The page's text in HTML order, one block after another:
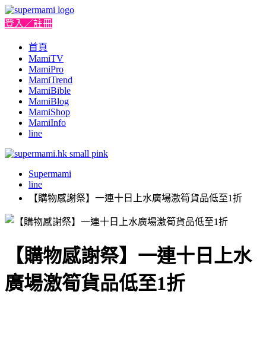
登入／註冊
首頁
MamiTV
MamiPro
MamiTrend
MamiBible
MamiBlog
MamiShop
MamiInfo
line
Supermami
line
【購物感謝祭】一連十日上水廣場激筍貨品低至1折
【購物感謝祭】一連十日上水
廣場激筍貨品低至1折